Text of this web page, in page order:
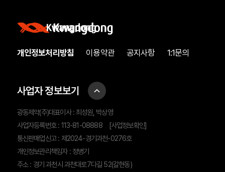
개인정보처리방침 이용약관 공지사항 1:1문의
사업자 정보보기
광동제약(주)대표이사 : 최성원, 박상영
사업자등록번호 : 113-81-08888
[사업정보확인]
통신판매업신고 : 제2024-경기과천-0276호
개인정보관리책임자 : 정병기
주소 : 경기 과천시 과천대로7다길 52(갈현동)